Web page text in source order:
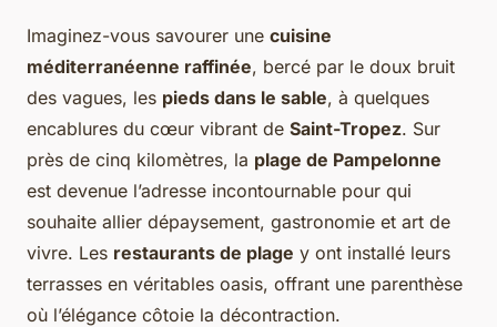
Imaginez-vous savourer une cuisine
méditerranéenne raffinée, bercé par le doux bruit
des vagues, les pieds dans le sable, à quelques
encablures du cœur vibrant de Saint-Tropez. Sur
près de cinq kilomètres, la plage de Pampelonne
est devenue l’adresse incontournable pour qui
souhaite allier dépaysement, gastronomie et art de
vivre. Les restaurants de plage y ont installé leurs
terrasses en véritables oasis, offrant une parenthèse
où l’élégance côtoie la décontraction.